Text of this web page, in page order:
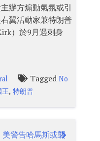
辦方煽動氣氛或引
翼活動家兼特朗普
）於9月遇刺身
TaggedNo
王,特朗普
美警告哈馬斯或襲